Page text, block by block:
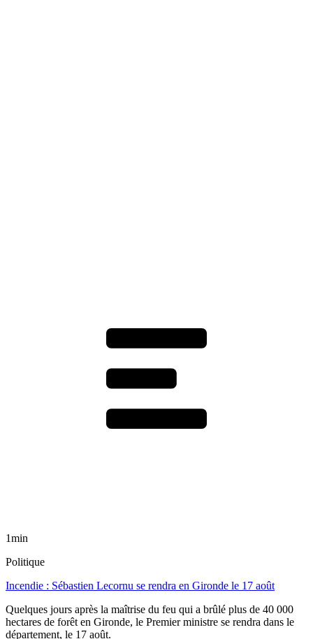
1min
Politique
Incendie : Sébastien Lecornu se rendra en Gironde le 17 août
Quelques jours après la maîtrise du feu qui a brûlé plus de 40 000
hectares de forêt en Gironde, le Premier ministre se rendra dans le
département, le 17 août.